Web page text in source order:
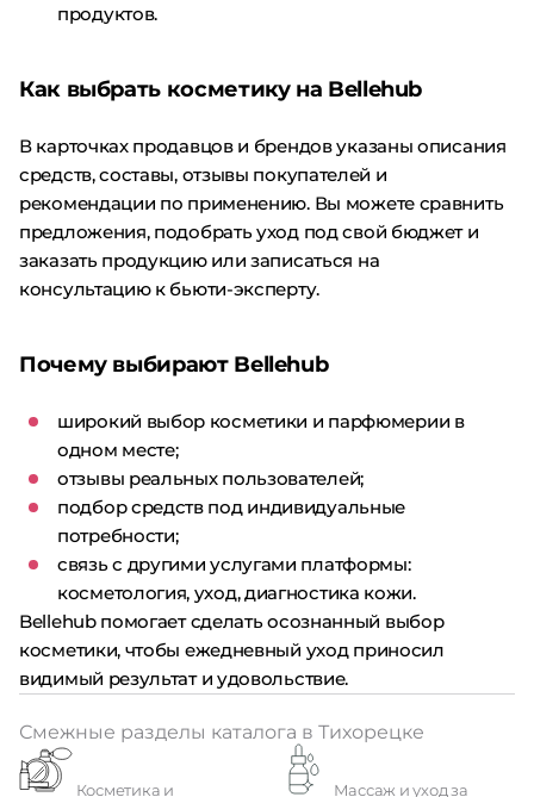
продуктов.
Как выбрать косметику на Bellehub
В карточках продавцов и брендов указаны описания
средств, составы, отзывы покупателей и
рекомендации по применению. Вы можете сравнить
предложения, подобрать уход под свой бюджет и
заказать продукцию или записаться на
консультацию к бьюти-эксперту.
Почему выбирают Bellehub
широкий выбор косметики и парфюмерии в
одном месте;
отзывы реальных пользователей;
подбор средств под индивидуальные
потребности;
связь с другими услугами платформы:
косметология, уход, диагностика кожи.
Bellehub помогает сделать осознанный выбор
косметики, чтобы ежедневный уход приносил
видимый результат и удовольствие.
Смежные разделы каталога в Тихорецке